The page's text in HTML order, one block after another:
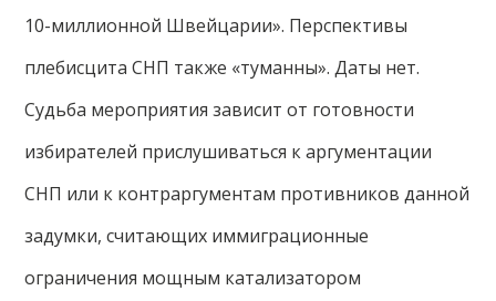
10-миллионной Швейцарии». Перспективы
плебисцита СНП также «туманны». Даты нет.
Судьба мероприятия зависит от готовности
избирателей прислушиваться к аргументации
СНП или к контраргументам противников данной
задумки, считающих иммиграционные
ограничения мощным катализатором